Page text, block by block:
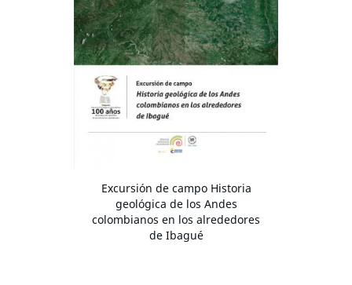
Excursión de campo Historia
geológica de los Andes
colombianos en los alrededores
de Ibagué